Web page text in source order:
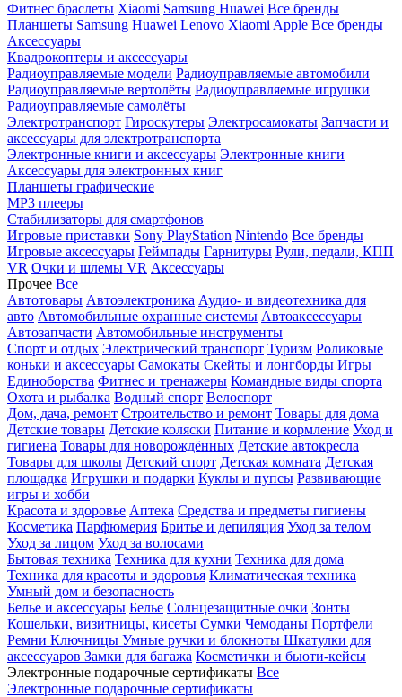
Фитнес браслеты Xiaomi Samsung Huawei Все бренды
Планшеты Samsung Huawei Lenovo Xiaomi Apple Все бренды
Аксессуары
Квадрокоптеры и аксессуары
Радиоуправляемые модели Радиоуправляемые автомобили
Радиоуправляемые вертолёты Радиоуправляемые игрушки
Радиоуправляемые самолёты
Электротранспорт Гироскутеры Электросамокаты Запчасти и
аксессуары для электротранспорта
Электронные книги и аксессуары Электронные книги
Аксессуары для электронных книг
Планшеты графические
MP3 плееры
Стабилизаторы для смартфонов
Игровые приставки Sony PlayStation Nintendo Все бренды
Игровые аксессуары Геймпады Гарнитуры Рули, педали, КПП
VR Очки и шлемы VR Аксессуары
Прочее Все
Автотовары Автоэлектроника Аудио- и видеотехника для
авто Автомобильные охранные системы Автоаксессуары
Автозапчасти Автомобильные инструменты
Спорт и отдых Электрический транспорт Туризм Роликовые
коньки и аксессуары Самокаты Скейты и лонгборды Игры
Единоборства Фитнес и тренажеры Командные виды спорта
Охота и рыбалка Водный спорт Велоспорт
Дом, дача, ремонт Строительство и ремонт Товары для дома
Детские товары Детские коляски Питание и кормление Уход и
гигиена Товары для новорождённых Детские автокресла
Товары для школы Детский спорт Детская комната Детская
площадка Игрушки и подарки Куклы и пупсы Развивающие
игры и хобби
Красота и здоровье Аптека Средства и предметы гигиены
Косметика Парфюмерия Бритье и депиляция Уход за телом
Уход за лицом Уход за волосами
Бытовая техника Техника для кухни Техника для дома
Техника для красоты и здоровья Климатическая техника
Умный дом и безопасность
Белье и аксессуары Белье Солнцезащитные очки Зонты
Кошельки, визитницы, кисеты Сумки Чемоданы Портфели
Ремни Ключницы Умные ручки и блокноты Шкатулки для
аксессуаров Замки для багажа Косметички и бьюти-кейсы
Электронные подарочные сертификаты Все
Электронные подарочные сертификаты